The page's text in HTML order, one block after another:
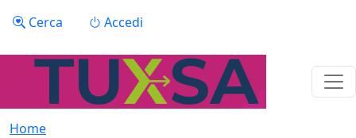
Menu profilo utente
Cerca Accedi
Home